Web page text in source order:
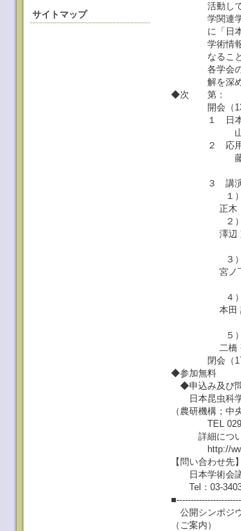
サイトマップ
活動してきた
学関連学協会
に「日本昆虫
学術情報の交
なることを期
各学会の目指
解を深め
◆次 第：
開会（13
１ 日本昆虫
山下 興亜（
２ 応用昆虫
藤崎 憲治
京都
３ 講演（
１）細胞内
正木 隆男
２）アジア
澤辺 京子
昆虫医
３）食品へ
宮ノ下 明大
食品害
４）アルカ
本田 計一
生物機
５）トンボ
二橋 亮 （産
閉会（17
◆参加無料
◆申込み及び
日本昆虫科
（農研機構；中
TEL 029-
詳細について
http://
【問い合わせ先】
日本学術会
Tel：03-
公開シンポジ
（ご案内）